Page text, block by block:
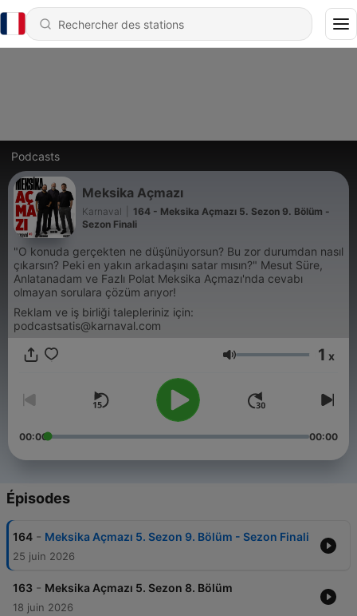
Podcasts
Meksika Açmazı
Karnaval
164 - Meksika Açmazı 5. Sezon 9. Bölüm -
Sezon Finali
"O konuda gerçekten ne düşünüyorsun? Bu zor durumdan nasıl
çıkarsın? Peki en yakın arkadaşını satar mısın?" Mesut Süre,
Anlatanadam ve Fazlı Polat Meksika Açmazı'nda cevabı
olmayan sorulara çözüm arıyor!
Reklam ve iş birliği talepleriniz için:
podcastsatis@karnaval.com
Volume 1 x
00:00 00:00
Épisodes
164 - Meksika Açmazı 5. Sezon 9. Bölüm - Sezon Finali
25 juin 2026
163 - Meksika Açmazı 5. Sezon 8. Bölüm
18 juin 2026